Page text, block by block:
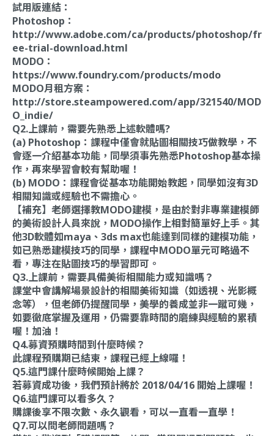
試用版連結：
Photoshop：
http://www.adobe.com/ca/products/photoshop/fr
ee-trial-download.html
MODO：
https://www.foundry.com/products/modo
MODO月租方案：
http://store.steampowered.com/app/321540/MOD
O_indie/
Q2.上課前，需要先熟悉上述軟體嗎?
(a) Photoshop：課程中僅會就貼圖相關技巧做教學，不
會逐一介紹基本功能，同學須事先熟悉Photoshop基本操
作，再來學習會較有幫助喔！
(b) MODO：課程會從基本功能開始教起，同學如沒有3D
相關知識或經驗也不需擔心。
【補充】老師選擇教MODO建模，是由於對非專業建模師
的美術設計人員來說，MODO操作上相對簡單好上手。其
他3D軟體如maya、3ds max也能達到同樣的建模功能，
如已熟悉建模技巧的同學，課程中MODO單元可略過不
看，專注在貼圖技巧的學習即可。
Q3.上課前，需要具備美術相關能力或知識嗎？
課堂中會講解場景設計的相關美術知識（如透視、光影概
念等），但老師仍提醒同學，美學的養成並非一蹴可幾，
如要徹底掌握及運用，仍需要靠時間的磨練與經驗的累積
喔！加油！
Q4.募資預購時間到什麼時候？
此課程預購期已結束，課程已經上線囉！
Q5.這門課什麼時候開始上課？
若募資成功後，我們預計將於 2018/04/16 開始上課喔！
Q6.這門課可以看多久？
購課後享不限次數、永久觀看，可以一直看一直學！
Q7.可以問老師問題嗎？